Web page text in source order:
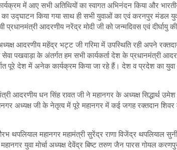
में आए सभी अतिथियों का स्वागत अभिनंदन किया और
उद्घाटन किया गया साथ ही सभी युवाओं का एवं करनपुर मंडल
आदरणीय नरेंद्र मोदी जी को जन्मदिवस एवं दीर्घायु
आदरणीय महेंद्र भट्ट जी गरिमा में उपस्थिति रही अपने
सेवा पखवाड़ा के अंतर्गत हम सभी कार्यकर्ता देश के प्रधानमंत्री
पूरे देश में अनेक कार्यक्रम किया जा रहे हैं। देश व प्रदेश का
आदरणीय धन सिंह रावत जी ने महानगर के अध्यक्ष सिद्धार्थ
अध्यक्ष जी के नेतृत्व में पूरे महानगर में कई जगह रक्तदान
थपलियाल महानगर महामंत्री सुरेंद्र राणा विजेंद्र थपलियाल सुनील
महानगर युवा मोर्चा अध्यक्ष देवेंद्र बिष्ट तरुण जैन पारस गोयल